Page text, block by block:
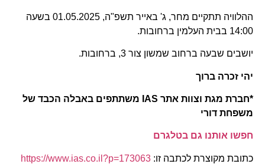
ההלוויה תתקיים מחר, ג' באייר תשפ"ה, 01.05.2025 בשעה
14:00 בבית העלמין ברחובות.
יושבים שבעה ברחוב שמשון צור 3, ברחובות.
יהי זכרה ברוך
*חברת מגת וצוות אתר IAS משתתפים באבלה הכבד של
משפחת דורי
חפשו אותנו גם בטלגרם
כתובת מקוצרת לכתבה זו: https://www.ias.co.il?p=173063